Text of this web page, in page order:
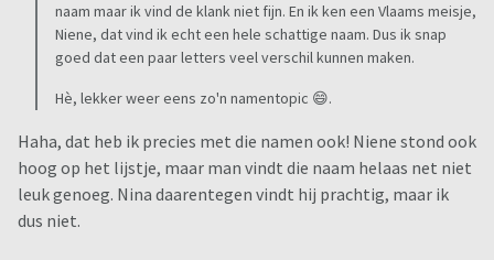
naam maar ik vind de klank niet fijn. En ik ken een Vlaams meisje,
Niene, dat vind ik echt een hele schattige naam. Dus ik snap
goed dat een paar letters veel verschil kunnen maken.
Hè, lekker weer eens zo'n namentopic 😄.
Haha, dat heb ik precies met die namen ook! Niene stond ook
hoog op het lijstje, maar man vindt die naam helaas net niet
leuk genoeg. Nina daarentegen vindt hij prachtig, maar ik
dus niet.